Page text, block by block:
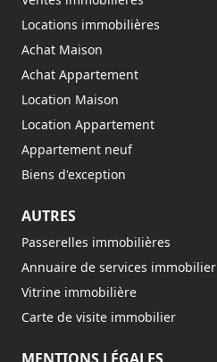
Locations immobilières
Achat Maison
Achat Appartement
Location Maison
Location Appartement
Appartement neuf
Biens d'exception
AUTRES
Passerelles immobilières
Annuaire de services immobilier
Vitrine immobilière
Carte de visite immobilier